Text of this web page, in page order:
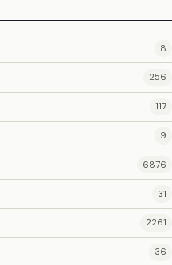
8
256
117
9
6876
31
2261
36